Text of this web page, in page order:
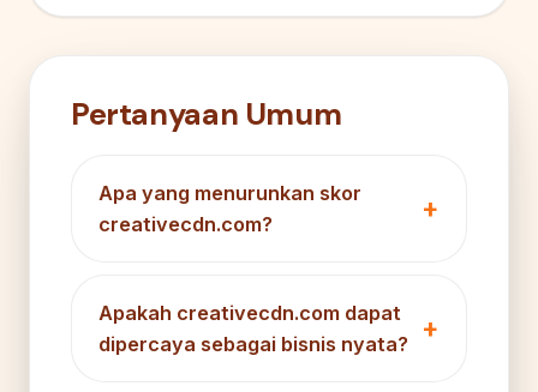
Pertanyaan Umum
Apa yang menurunkan skor
creativecdn.com?
Apakah creativecdn.com dapat
dipercaya sebagai bisnis nyata?